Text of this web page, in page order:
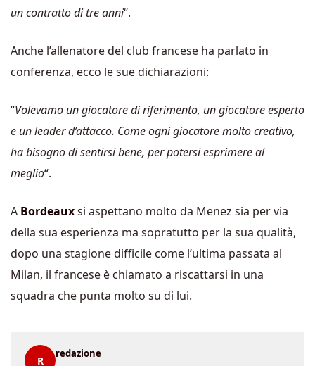
un contratto di tre anni“.
Anche l’allenatore del club francese ha parlato in
conferenza, ecco le sue dichiarazioni:
“Volevamo un giocatore di riferimento, un giocatore esperto
e un leader d’attacco. Come ogni giocatore molto creativo,
ha bisogno di sentirsi bene, per potersi esprimere al
meglio“.
A Bordeauxsi aspettano molto da Menez sia per via
della sua esperienza ma sopratutto per la sua qualità,
dopo una stagione difficile come l’ultima passata al
Milan, il francese è chiamato a riscattarsi in una
squadra che punta molto su di lui.
R
redazione